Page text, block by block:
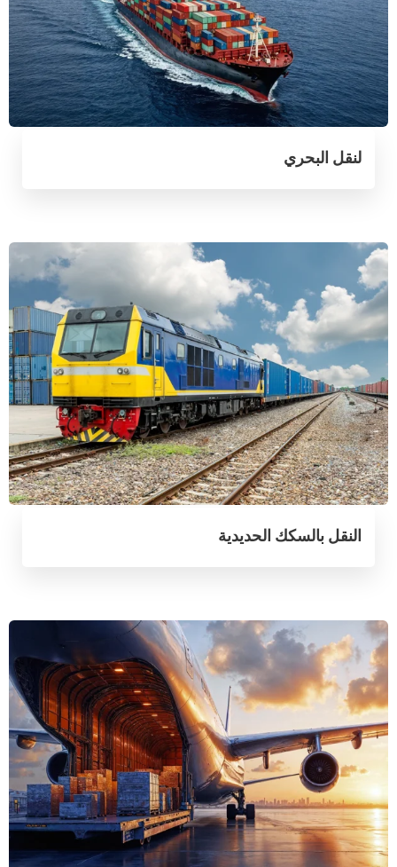
لنقل البحري
النقل بالسكك الحديدية